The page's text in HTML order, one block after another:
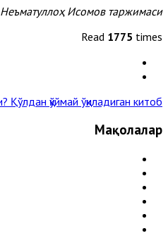
Исомов таржимаси.
Read 1775 times
Қўлдан қўймай ўқиладиган китоб »
Мақолалар